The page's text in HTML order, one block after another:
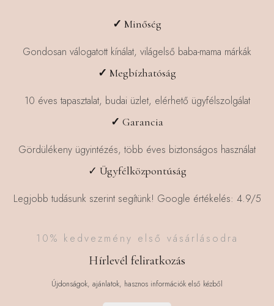
✓ Minőség
Gondosan válogatott kínálat, világelső baba-mama márkák
✓ Megbízhatóság
10 éves tapasztalat, budai üzlet, elérhető ügyfélszolgálat
✓ Garancia
Gördülékeny ügyintézés, több éves biztonságos használat
✓ Ügyfélközpontúság
Legjobb tudásunk szerint segítünk! Google értékelés: 4.9/5
10% kedvezmény első vásárlásodra
Hírlevél feliratkozás
Újdonságok, ajánlatok, hasznos információk első kézből